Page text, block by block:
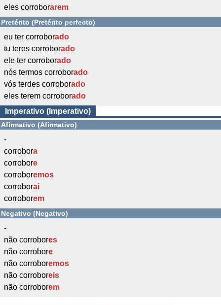
eles corroborarem
Pretérito (Pretérito perfecto)
eu ter corroborado
tu teres corroborado
ele ter corroborado
nós termos corroborado
vós terdes corroborado
eles terem corroborado
Imperativo (Imperativo)
Afirmativo (Afirmativo)
-
corrobora
corrobore
corroboremos
corroborai
corroborem
Negativo (Negativo)
-
não corrobores
não corrobore
não corroboremos
não corroboreis
não corroborem